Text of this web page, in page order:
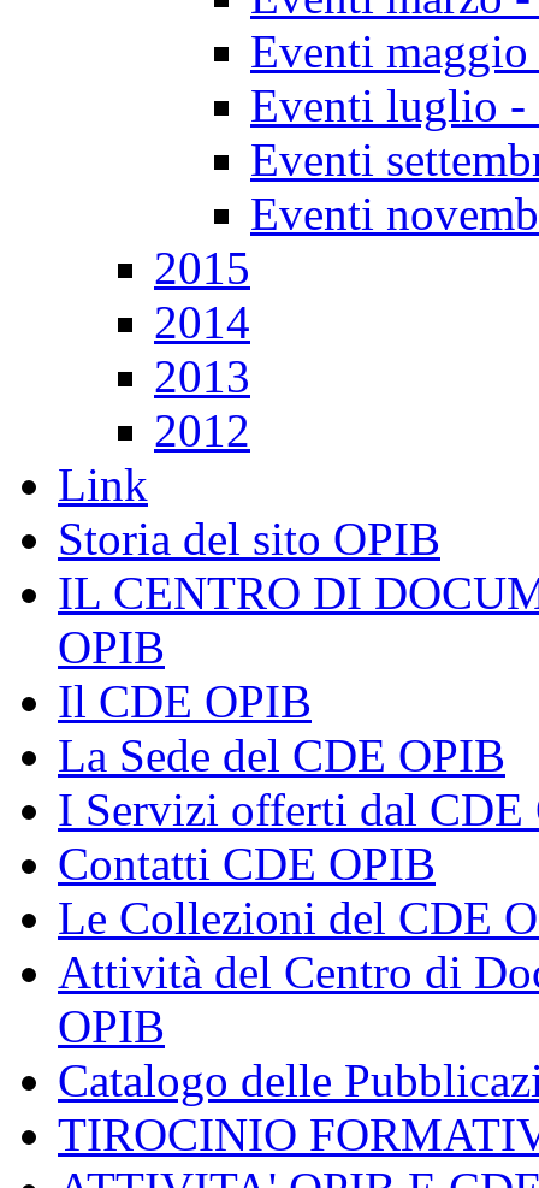
Eventi
Eventi luglio -
Eventi
Eventi
2015
2014
2013
2012
Link
Storia del sito OPIB
IL CENTRO DI
OPIB
Il CDE OPIB
La Sede del CDE OPIB
I Servizi offerti dal CDE
Contatti CDE OPIB
Le Collezioni del CDE
Attività del Centro di
OPIB
Catalogo delle
TIROCINIO